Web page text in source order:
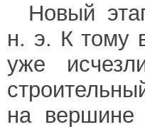
Новый
н. э. К тому
уже
на